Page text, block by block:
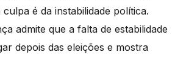
é da instabilidade política.
admite que a falta de estabilidade
depois das eleições e mostra